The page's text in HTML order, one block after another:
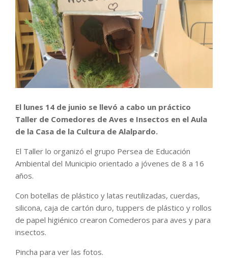
El lunes 14 de junio se llevó a cabo un práctico
Taller de Comedores de Aves e Insectos en el Aula
de la Casa de la Cultura de Alalpardo.
El Taller lo organizó el grupo Persea de Educación
Ambiental del Municipio orientado a jóvenes de 8 a 16
años.
Con botellas de plástico y latas reutilizadas, cuerdas,
silicona, caja de cartón duro, tuppers de plástico y rollos
de papel higiénico crearon Comederos para aves y para
insectos.
Pincha para ver las fotos.